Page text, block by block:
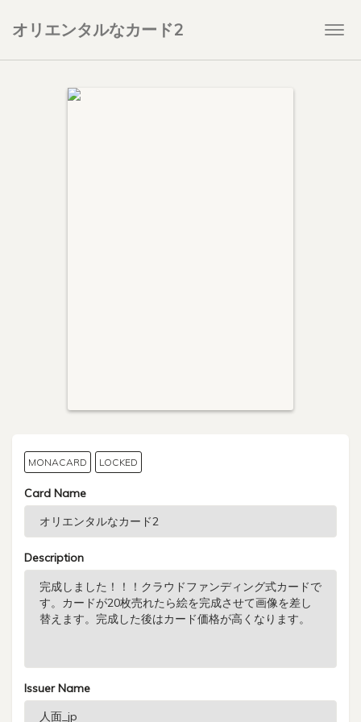
オリエンタルなカード2
MONACARD LOCKED
Card Name
Description
Issuer Name